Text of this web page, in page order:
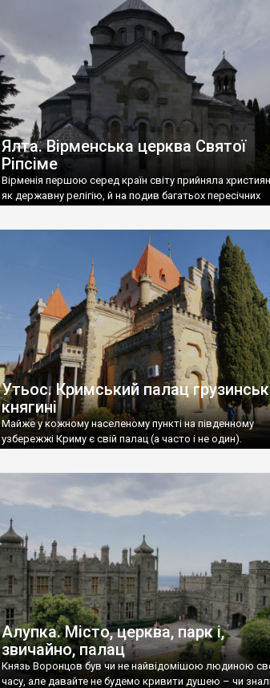
називаються «повстяками» (postaki)…” “Вино. Крим
виробляє відмінне вино і його вдосталь: воно все
легке біле і дуже […]
Ялта. Вірменська церква Святої
Ріпсіме
Вірменія першою серед країн світу прийняла
як державну релігію, й на подив багатьох пересічних
Утьос. Кримський палац
княгині
Майже у кожному населеному пункті на південному
узбережжі Криму є свій палац (а часто і не один).
Алупка. Місто, церква, парк і,
звичайно, палац
Князь Воронцов був чи не найвідомішою людиною
часу, але давайте не будемо кривити душею – чи